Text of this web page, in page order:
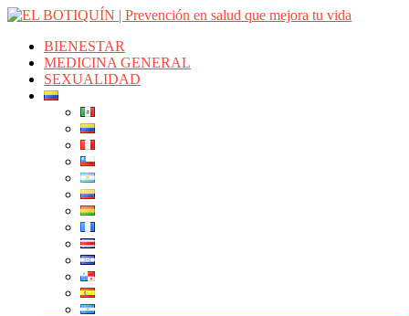
BIENESTAR
MEDICINA GENERAL
SEXUALIDAD